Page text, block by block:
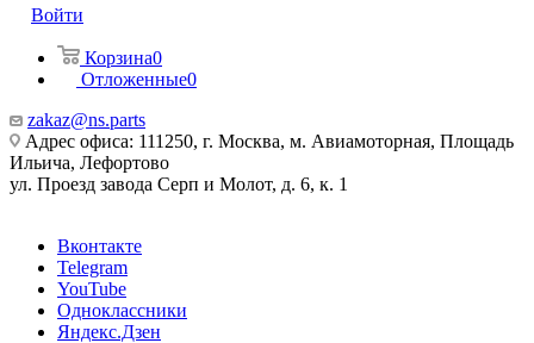
Войти
Корзина0
Отложенные0
zakaz@ns.parts
Адрес офиса: 111250, г. Москва, м. Авиамоторная, Площадь
Ильича, Лефортово
ул. Проезд завода Серп и Молот, д. 6, к. 1
Вконтакте
Telegram
YouTube
Одноклассники
Яндекс.Дзен